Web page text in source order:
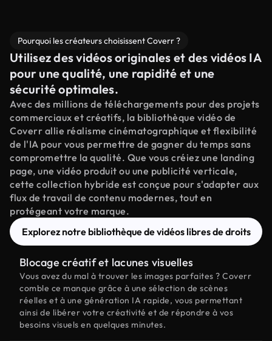
Pourquoi les créateurs choisissent Coverr ?
Utilisez des vidéos originales et des vidéos IA
pour une qualité, une rapidité et une
sécurité optimales.
Avec des millions de téléchargements pour des projets
commerciaux et créatifs, la bibliothèque vidéo de
Coverr allie réalisme cinématographique et flexibilité
de l'IA pour vous permettre de gagner du temps sans
compromettre la qualité. Que vous créiez une landing
page, une vidéo produit ou une publicité verticale,
cette collection hybride est conçue pour s'adapter aux
flux de travail de contenu modernes, tout en
protégeant votre marque.
Explorez notre bibliothèque de vidéos libres de droits
Blocage créatif et lacunes visuelles
Vous avez du mal à trouver les images parfaites ? Coverr
comble ce manque grâce à une sélection de scènes
réelles et à une génération IA rapide, vous permettant
ainsi de libérer votre créativité et de répondre à vos
besoins visuels en quelques minutes.